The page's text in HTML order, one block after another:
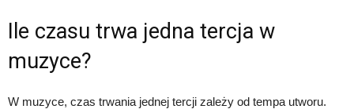
Ile czasu trwa jedna tercja w
muzyce?
W muzyce, czas trwania jednej tercji zależy od tempa utworu.